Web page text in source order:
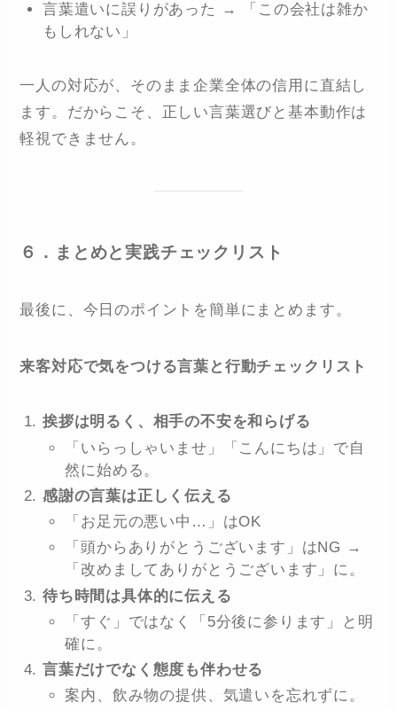
言葉遣いに誤りがあった → 「この会社は雑か
もしれない」
一人の対応が、そのまま企業全体の信用に直結し
ます。だからこそ、正しい言葉選びと基本動作は
軽視できません。
６．まとめと実践チェックリスト
最後に、今日のポイントを簡単にまとめます。
来客対応で気をつける言葉と行動チェックリスト
挨拶は明るく、相手の不安を和らげる
「いらっしゃいませ」「こんにちは」で自
然に始める。
感謝の言葉は正しく伝える
「お足元の悪い中…」はOK
「頭からありがとうございます」はNG →
「改めましてありがとうございます」に。
待ち時間は具体的に伝える
「すぐ」ではなく「5分後に参ります」と明
確に。
言葉だけでなく態度も伴わせる
案内、飲み物の提供、気遣いを忘れずに。